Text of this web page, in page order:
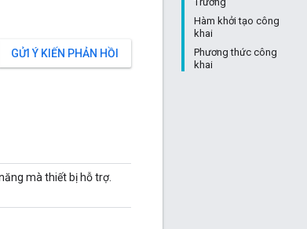
Hàm khởi tạo công
khai
Phương thức công
khai
GỬI Ý KIẾN PHẢN HỒI
mà thiết bị hỗ trợ.